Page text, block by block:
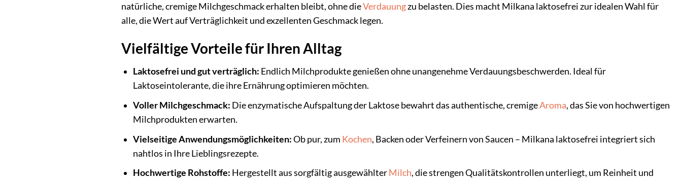
natürliche, cremige Milchgeschmack erhalten bleibt, ohne dieVerdauungzu belasten. Dies macht Milkana laktosefrei zur idealen Wahl für
alle, die Wert auf Verträglichkeit und exzellenten Geschmack legen.
Vielfältige Vorteile für Ihren Alltag
Laktosefrei und gut verträglich: Endlich Milchprodukte genießen ohne unangenehme Verdauungsbeschwerden. Ideal für
Laktoseintolerante, die ihre Ernährung optimieren möchten.
Voller Milchgeschmack: Die enzymatische Aufspaltung der Laktose bewahrt das authentische, cremigeAroma, das Sie von hochwertigen
Milchprodukten erwarten.
Vielseitige Anwendungsmöglichkeiten:Ob pur, zum Kochen, Backen oder Verfeinern von Saucen – Milkana laktosefrei integriert sich
nahtlos in Ihre Lieblingsrezepte.
Hochwertige Rohstoffe: Hergestellt aus sorgfältig ausgewählterMilch, die strengen Qualitätskontrollen unterliegt, um Reinheit und